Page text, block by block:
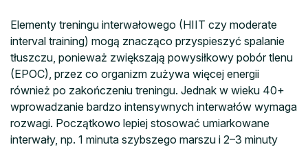
Elementy treningu interwałowego (HIIT czy moderate
interval training) mogą znacząco przyspieszyć spalanie
tłuszczu, ponieważ zwiększają powysiłkowy pobór tlenu
(EPOC), przez co organizm zużywa więcej energii
również po zakończeniu treningu. Jednak w wieku 40+
wprowadzanie bardzo intensywnych interwałów wymaga
rozwagi. Początkowo lepiej stosować umiarkowane
interwały, np. 1 minuta szybszego marszu i 2–3 minuty